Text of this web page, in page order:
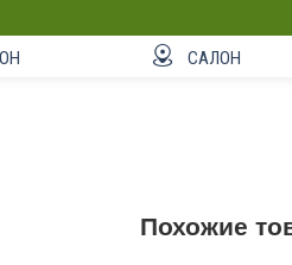
САЛОН
Похожие